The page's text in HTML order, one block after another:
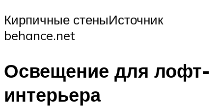
Кирпичные стеныИсточник
behance.net
Освещение для лофт-
интерьера